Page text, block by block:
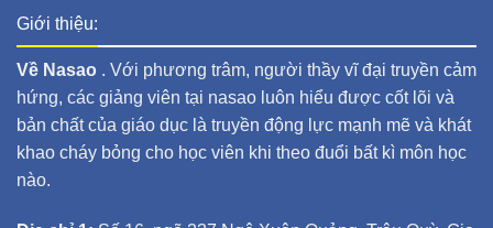
Giới thiệu:
Về Nasao . Với phương trâm, người thầy vĩ đại truyền cảm
hứng, các giảng viên tại nasao luôn hiểu được cốt lõi và
bản chất của giáo dục là truyền động lực mạnh mẽ và khát
khao cháy bỏng cho học viên khi theo đuổi bất kì môn học
nào.